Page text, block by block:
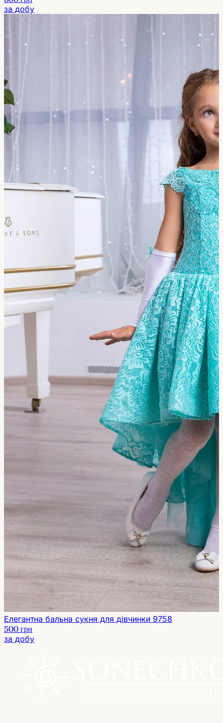
за добу
Елегантна бальна сукня для дівчинки 9758
500 грн
за добу